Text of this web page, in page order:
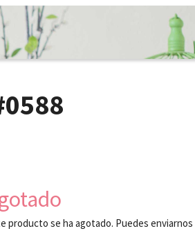
producto se ha agotado. Puedes